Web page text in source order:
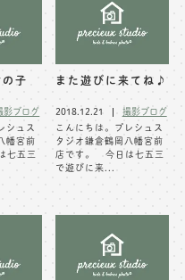
窓口
お手数ですが
studio.com
口となります
～17:00
祝日
インする
子
影ブログ
シュス
幡宮前
七五三
また遊びに来てね♪
2018.12.21
撮影ブログ
こんにちは。プレシュス
タジオ鎌倉鶴岡八幡宮前
店です。 今日は七五三
で遊びに来...